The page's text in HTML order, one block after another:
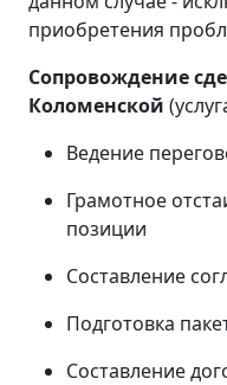
приобретения
Сопровождение
Коломенской
Ведение
Грамотное
позиции
Составление
Подготовка
Составление